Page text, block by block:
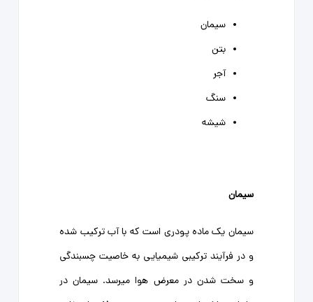
سیمان
بتن
آجر
سنگ
شیشه
سیمان
سیمان یک ماده پودری است که با آب ترکیب شده
و در فرآیند ترکیبی شیمیایی به خاصیت چسبندگی
و سخت شدن در معرض هوا میرسد. سیمان در